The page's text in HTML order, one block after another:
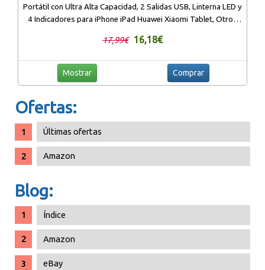
Portátil con Ultra Alta Capacidad, 2 Salidas USB, Linterna LED y
4 Indicadores para iPhone iPad Huawei Xiaomi Tablet, Otros
17,99€ 16,18€
Mostrar Comprar
Ofertas:
Últimas ofertas
Amazon
Blog:
Índice
Amazon
eBay